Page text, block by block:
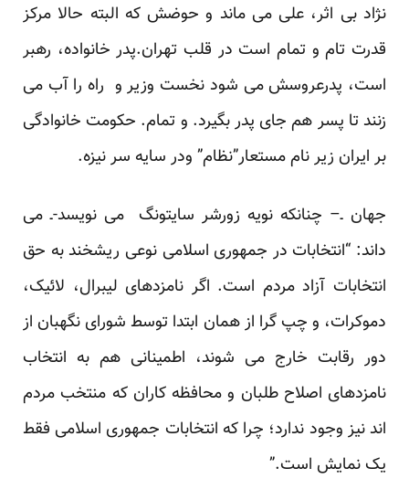
نژاد بی اثر، علی می ماند و حوضش که البته حالا مرکز
قدرت تام و تمام است در قلب تهران.پدر خانواده، رهبر
است، پدرعروسش می شود نخست وزیر و راه را آب می
زنند تا پسر هم جای پدر بگیرد. و تمام. حکومت خانوادگی
بر ایران زیر نام مستعار”نظام” ودر سایه سر نیزه.
جهان ـ– چنانکه نویه زورشر سایتونگ می نویسد-ـ می
داند: “انتخابات در جمهوری اسلامی نوعی ریشخند به حق
انتخابات آزاد مردم است. اگر نامزدهای لیبرال، لائیک،
دموکرات، و چپ گرا از همان ابتدا توسط شورای نگهبان از
دور رقابت خارج می شوند، اطمینانی هم به انتخاب
نامزدهای اصلاح طلبان و محافظه کاران که منتخب مردم
اند نیز وجود ندارد؛ چرا که انتخابات جمهوری اسلامی فقط
یک نمایش است.”